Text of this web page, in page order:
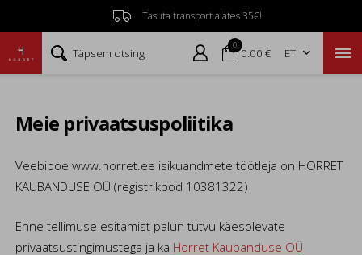
 Tasuta transport alates 35€!
 Täpsem otsing 
0
 0.00 € ET 
Meie privaatsuspoliitika
Veebipoe www.horret.ee isikuandmete töötleja on HORRET
KAUBANDUSE OÜ (registrikood 10381322)
Enne tellimuse esitamist palun tutvu käesolevate
privaatsustingimustega ja ka Horret Kaubanduse OÜ